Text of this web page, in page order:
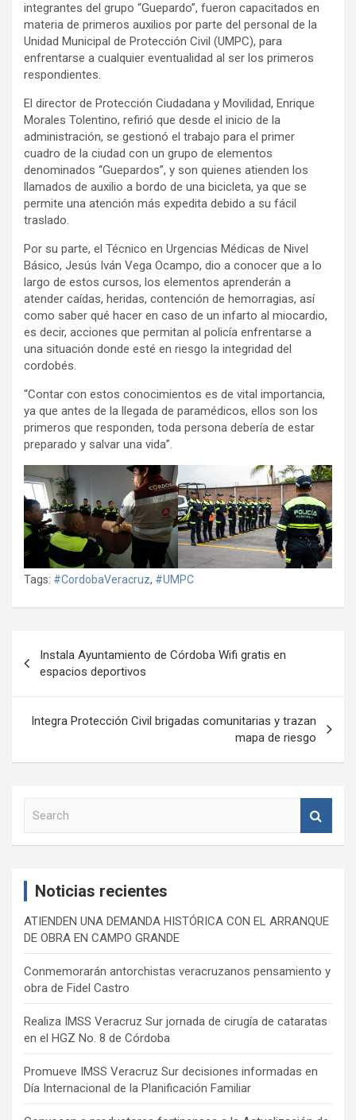
integrantes del grupo “Guepardo”, fueron capacitados en
materia de primeros auxilios por parte del personal de la
Unidad Municipal de Protección Civil (UMPC), para
enfrentarse a cualquier eventualidad al ser los primeros
respondientes.
El director de Protección Ciudadana y Movilidad, Enrique
Morales Tolentino, refirió que desde el inicio de la
administración, se gestionó el trabajo para el primer
cuadro de la ciudad con un grupo de elementos
denominados “Guepardos”, y son quienes atienden los
llamados de auxilio a bordo de una bicicleta, ya que se
permite una atención más expedita debido a su fácil
traslado.
Por su parte, el Técnico en Urgencias Médicas de Nivel
Básico, Jesús Iván Vega Ocampo, dio a conocer que a lo
largo de estos cursos, los elementos aprenderán a
atender caídas, heridas, contención de hemorragias, así
como saber qué hacer en caso de un infarto al miocardio,
es decir, acciones que permitan al policía enfrentarse a
una situación donde esté en riesgo la integridad del
cordobés.
“Contar con estos conocimientos es de vital importancia,
ya que antes de la llegada de paramédicos, ellos son los
primeros que responden, toda persona debería de estar
preparado y salvar una vida”.
Tags: #CordobaVeracruz, #UMPC
de
entradas
Instala Ayuntamiento de Córdoba Wifi gratis en
espacios deportivos
Integra Protección Civil brigadas comunitarias y trazan
mapa de riesgo
Noticias recientes
ATIENDEN UNA DEMANDA HISTÓRICA CON EL ARRANQUE
DE OBRA EN CAMPO GRANDE
Conmemorarán antorchistas veracruzanos pensamiento y
obra de Fidel Castro
Realiza IMSS Veracruz Sur jornada de cirugía de cataratas
en el HGZ No. 8 de Córdoba
Promueve IMSS Veracruz Sur decisiones informadas en
Día Internacional de la Planificación Familiar